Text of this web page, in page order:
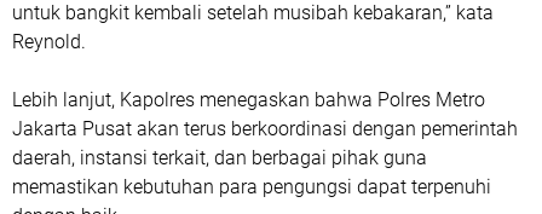
untuk bangkit kembali setelah musibah kebakaran,” kata
Reynold.
Lebih lanjut, Kapolres menegaskan bahwa Polres Metro
Jakarta Pusat akan terus berkoordinasi dengan pemerintah
daerah, instansi terkait, dan berbagai pihak guna
memastikan kebutuhan para pengungsi dapat terpenuhi